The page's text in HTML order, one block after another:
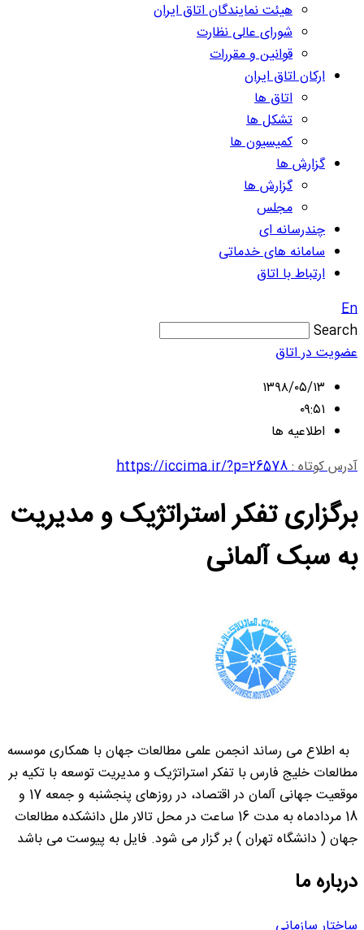
هیئت نمایندگان اتاق ایران
شورای عالی نظارت
قوانین و مقررات
ارکان اتاق ایران
اتاق ها
تشکل ها
کمیسیون ها
گزارش ها
گزارش ها
مجلس
چندرسانه ای
سامانه های خدماتی
ارتباط با اتاق
En
Search
عضویت در اتاق
۱۳۹۸/۰۵/۱۳
۰۹:۵۱
اطلاعیه ها
آدرس کوتاه :https://iccima.ir/?p=26578
برگزاری تفکر استراتژیک و مدیریت
به سبک آلمانی
به اطلاع می رساند انجمن علمی مطالعات جهان با همکاری موسسه
مطالعات خلیج فارس با تفکر استراتژیک و مدیریت توسعه با تکیه بر
موقعیت جهانی آلمان در اقتصاد، در روزهای پنجشنبه و جمعه 17 و
18 مردادماه به مدت 16 ساعت در محل تالار ملل دانشکده مطالعات
جهان ( دانشگاه تهران ) بر گزار می شود. فایل به پیوست می باشد
درباره ما